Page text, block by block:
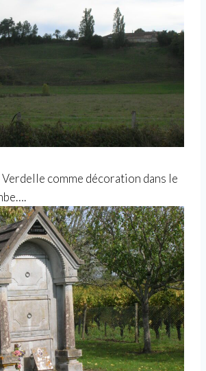
comme décoration dans le